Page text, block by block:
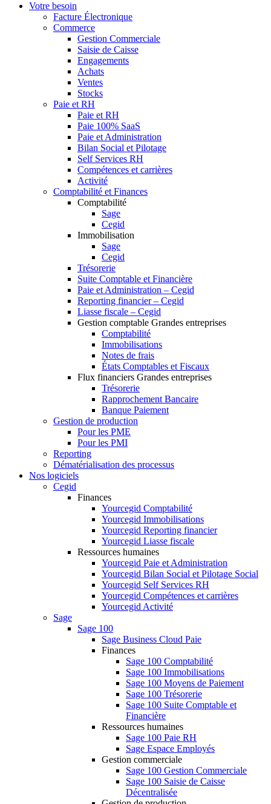
Votre besoin
Facture Électronique
Commerce
Gestion Commerciale
Saisie de Caisse
Engagements
Achats
Ventes
Stocks
Paie et RH
Paie et RH
Paie 100% SaaS
Paie et Administration
Bilan Social et Pilotage
Self Services RH
Compétences et carrières
Activité
Comptabilité et Finances
Comptabilité
Sage
Cegid
Immobilisation
Sage
Cegid
Trésorerie
Suite Comptable et Financière
Paie et Administration – Cegid
Reporting financier – Cegid
Liasse fiscale – Cegid
Gestion comptable Grandes entreprises
Comptabilité
Immobilisations
Notes de frais
États Comptables et Fiscaux
Flux financiers Grandes entreprises
Trésorerie
Rapprochement Bancaire
Banque Paiement
Gestion de production
Pour les PME
Pour les PMI
Reporting
Dématérialisation des processus
Nos logiciels
Cegid
Finances
Yourcegid Comptabilité
Yourcegid Immobilisations
Yourcegid Reporting financier
Yourcegid Liasse fiscale
Ressources humaines
Yourcegid Paie et Administration
Yourcegid Bilan Social et Pilotage Social
Yourcegid Self Services RH
Yourcegid Compétences et carrières
Yourcegid Activité
Sage
Sage 100
Sage Business Cloud Paie
Finances
Sage 100 Comptabilité
Sage 100 Immobilisations
Sage 100 Moyens de Paiement
Sage 100 Trésorerie
Sage 100 Suite Comptable et
Financière
Ressources humaines
Sage 100 Paie RH
Sage Espace Employés
Gestion commerciale
Sage 100 Gestion Commerciale
Sage 100 Saisie de Caisse
Décentralisée